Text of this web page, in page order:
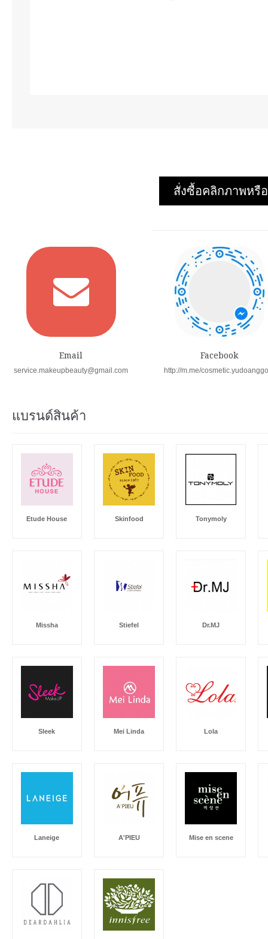
สั่งซื้อคลิกภาพหรื
Email
service.makeupbeauty@gmail.com
Facebook
http://m.me/
แบรนด์สินค้า
Etude House Skinfood Tonymoly
Missha Stiefel Dr.MJ
Sleek Mei Linda Lola
Laneige A'PIEU Mise en scene